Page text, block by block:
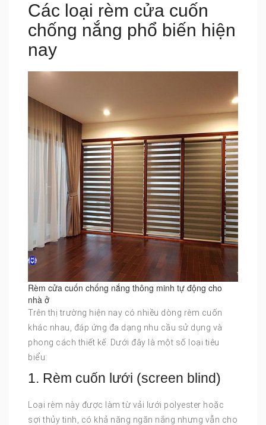
Các loại rèm cửa cuốn
chống nắng phổ biến hiện
nay
Rèm cửa cuốn chống nắng thông minh tự động cho
nhà ở
Trên thị trường hiện nay có nhiều dòng rèm cuốn
khác nhau, đáp ứng đa dạng nhu cầu sử dụng và
phong cách thiết kế. Dưới đây là một số loại tiêu
biểu:
1. Rèm cuốn lưới (screen blind)
Loại rèm này được làm từ vải lưới polyester hoặc
sợi thủy tinh, có khả năng ngăn nắng nhưng vẫn cho